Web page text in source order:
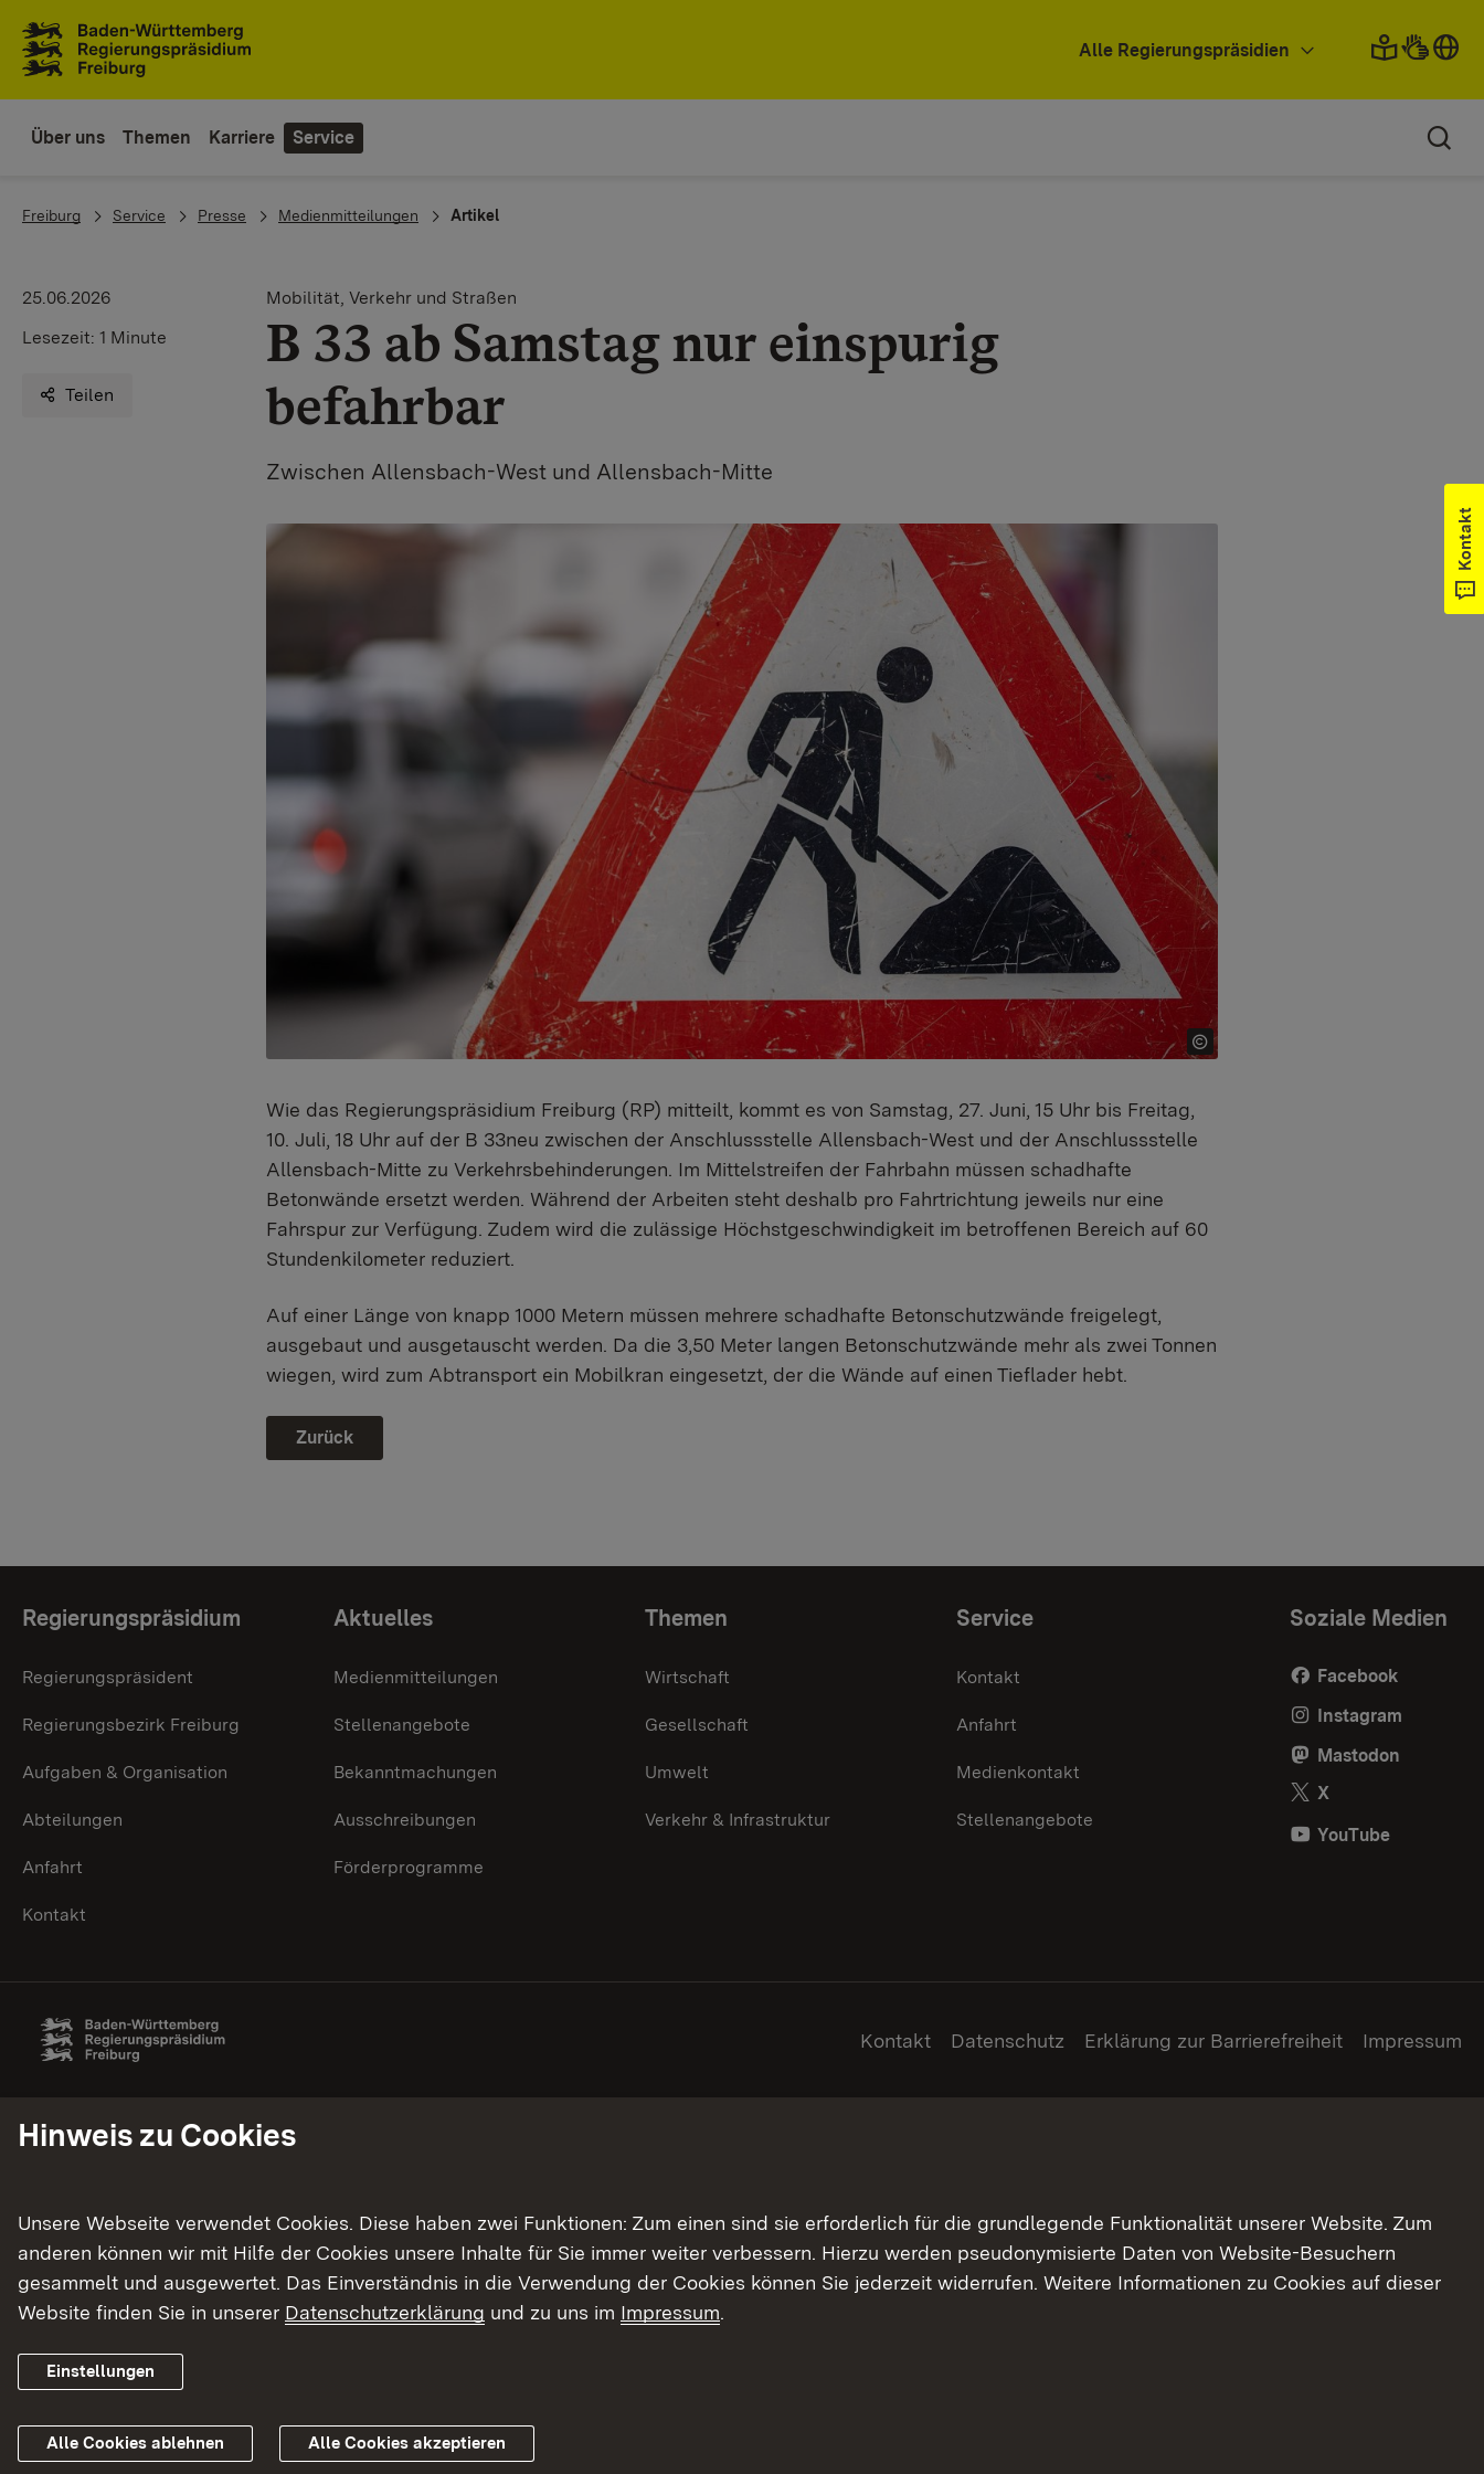
Alle Regierungspräsidien
Über uns Themen Karriere Service
You are here:
Freiburg Service Presse Medienmitteilungen Artikel
25.06.2026
Lesezeit: 1 Minute
Teilen
Mobilität, Verkehr und Straßen
B 33 ab Samstag nur einspurig
befahrbar
Zwischen Allensbach-West und Allensbach-Mitte
Wie das Regierungspräsidium Freiburg (RP) mitteilt, kommt es von Samstag, 27. Juni, 15 Uhr bis Freitag,
10. Juli, 18 Uhr auf der B 33neu zwischen der Anschlussstelle Allensbach-West und der Anschlussstelle
Allensbach-Mitte zu Verkehrsbehinderungen. Im Mittelstreifen der Fahrbahn müssen schadhafte
Betonwände ersetzt werden. Während der Arbeiten steht deshalb pro Fahrtrichtung jeweils nur eine
Fahrspur zur Verfügung. Zudem wird die zulässige Höchstgeschwindigkeit im betroffenen Bereich auf 60
Stundenkilometer reduziert.
Auf einer Länge von knapp 1000 Metern müssen mehrere schadhafte Betonschutzwände freigelegt,
ausgebaut und ausgetauscht werden. Da die 3,50 Meter langen Betonschutzwände mehr als zwei Tonnen
wiegen, wird zum Abtransport ein Mobilkran eingesetzt, der die Wände auf einen Tieflader hebt.
Zurück
Kontakt
Themenübersicht
Regierungspräsidium
Regierungspräsident
Regierungsbezirk Freiburg
Aufgaben & Organisation
Abteilungen
Anfahrt
Kontakt
Aktuelles
Medienmitteilungen
Stellenangebote
Bekanntmachungen
Ausschreibungen
Förderprogramme
Themen
Wirtschaft
Gesellschaft
Umwelt
Verkehr & Infrastruktur
Service
Kontakt
Anfahrt
Medienkontakt
Stellenangebote
Soziale Medien
Facebook
Instagram
Mastodon
X
YouTube
Kontakt Datenschutz Erklärung zur Barrierefreiheit Impressum
Hinweis zu Cookies
Unsere Webseite verwendet Cookies. Diese haben zwei Funktionen: Zum einen sind sie erforderlich für die grundlegende Funktionalität unserer Website. Zum
anderen können wir mit Hilfe der Cookies unsere Inhalte für Sie immer weiter verbessern. Hierzu werden pseudonymisierte Daten von Website-Besuchern
gesammelt und ausgewertet. Das Einverständnis in die Verwendung der Cookies können Sie jederzeit widerrufen. Weitere Informationen zu Cookies auf dieser
Website finden Sie in unserer Datenschutzerklärung und zu uns im Impressum.
Einstellungen
Alle Cookies ablehnen Alle Cookies akzeptieren